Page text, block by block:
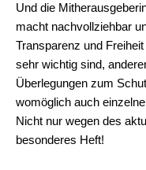
Und die
macht nachvollziehbar
Transparenz und
sehr wichtig sind,
Überlegungen zum
womöglich auch
Nicht nur wegen des
besonderes Heft!